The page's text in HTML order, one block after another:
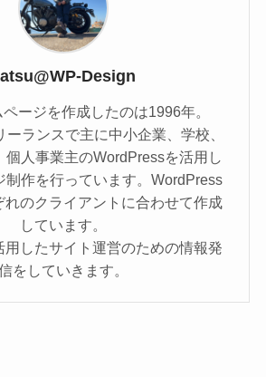
Design
ージを作成したのは1996年。
ーランスで主に中小企業、学校、
個人事業主のWordPressを活用し
制作を行っています。WordPress
れのクライアントに合わせて作成
しています。
用したサイト運営のための情報発
をしていきます。